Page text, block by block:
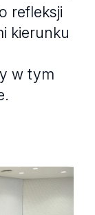
refleksji
kierunku
w tym